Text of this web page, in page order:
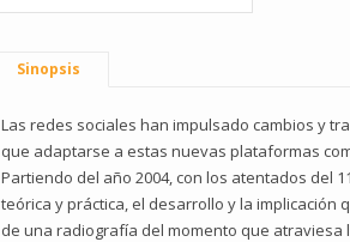
Sinopsis
Las redes sociales han impulsado cambios y
que adaptarse a estas nuevas plataformas
Partiendo del año 2004, con los atentados del
teórica y práctica, el desarrollo y la
de una radiografía del momento que